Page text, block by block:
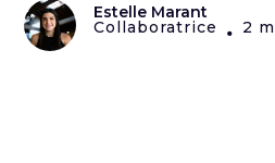
Estelle Marant
Collaboratrice • 2